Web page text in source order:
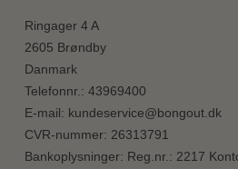
Ringager 4 A
2605 Brøndby
Danmark
Telefonnr. : 43969400
E-mail: kundeservice@bongout.dk
CVR-nummer: 26313791
Bankoplysninger: Reg.nr.: 2217